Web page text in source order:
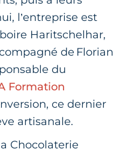
l’entreprise est
Haritschelhar,
de Florian
du
Formation
ce dernier
artisanale.
Chocolaterie